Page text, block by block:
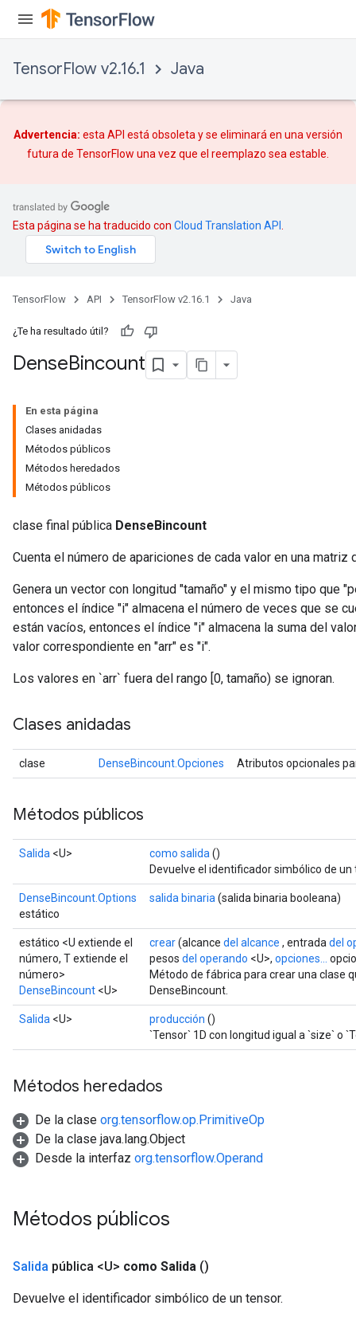
TensorFlow v2.16.1 Java
Advertencia: esta API está obsoleta y se eliminará en una versión
futura de TensorFlow una vez que el reemplazo sea estable.
Esta página se ha traducido con Cloud Translation API
TensorFlow API TensorFlow v2.16.1 Java
¿Te ha resultado útil?
DenseBincount
En esta página
Clases anidadas
Métodos públicos
Métodos heredados
Métodos públicos
clase final pública DenseBincount
Cuenta el número de apariciones de cada valor en una matriz
Genera un vector con longitud "tamaño" y el mismo tipo que
entonces el índice "i" almacena el número de veces que se
están vacíos, entonces el índice "i" almacena la suma del
valor correspondiente en "arr" es "i".
Los valores en `arr` fuera del rango [0, tamaño) se ignoran.
Clases anidadas
clase DenseBincount.Opciones Atributos opcionales
Métodos públicos
Salida <U> como salida ()
Devuelve el identificador simbólico de un
DenseBincount.Options
estático
salida binaria (salida binaria booleana)
estático <U extiende el
número, T extiende el
número>
DenseBincount <U>
crear(alcance del alcance , entrada del
pesos del operando <U>, opciones...
Método de fábrica para crear una clase
DenseBincount.
Salida <U> producción ()
`Tensor` 1D con longitud igual a `size` o
Métodos heredados
De la clase org.tensorflow.op.PrimitiveOp
De la clase java.lang.Object
Desde la interfaz org.tensorflow.Operand
Métodos públicos
Salida pública <U> como Salida ()
Devuelve el identificador simbólico de un tensor.